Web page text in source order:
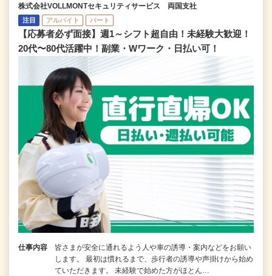
株式会社VOLLMONTセキュリティサービス 両国支社
注目 アルバイト パート
【応募者必ず面接】週1～シフト超自由！未経験大歓迎！
20代〜80代活躍中！副業・Wワーク・日払い可！
仕事内容
皆さまが安全に通れるよう人や車の誘導・案内などをお願い
します。 最初は慣れるまで、歩行者の誘導や声掛けから始め
ていただきます。 未経験で始めた方がほとん…